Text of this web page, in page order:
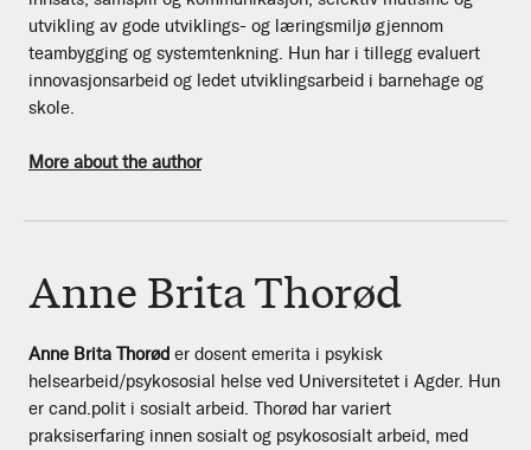
utvikling av gode utviklings- og læringsmiljø gjennom
teambygging og systemtenkning. Hun har i tillegg evaluert
innovasjonsarbeid og ledet utviklingsarbeid i barnehage og
skole.
More about the author
Anne Brita Thorød
Anne Brita Thorød er dosent emerita i psykisk
helsearbeid/psykososial helse ved Universitetet i Agder. Hun
er cand.polit i sosialt arbeid. Thorød har variert
praksiserfaring innen sosialt og psykososialt arbeid, med